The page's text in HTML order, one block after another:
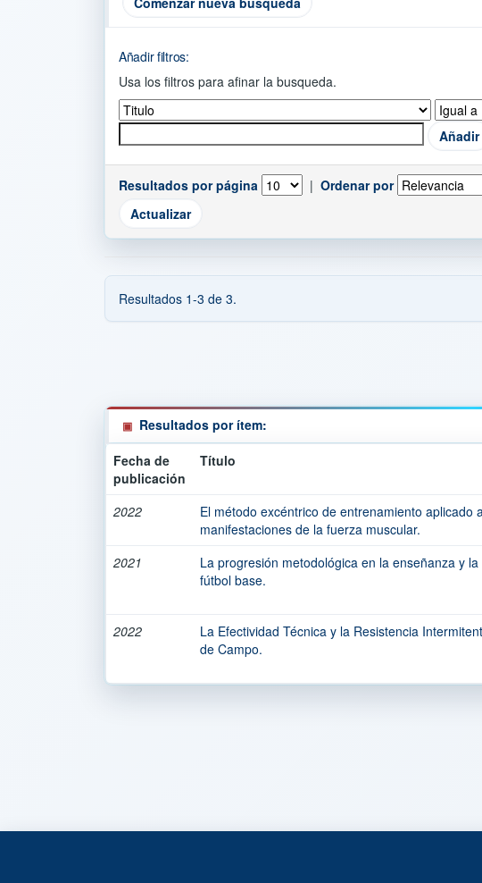
Añadir filtros:
Usa los filtros para afinar la busqueda.
Resultados por página | Ordenar por
Resultados 1-3 de 3.
Resultados por ítem:
Fecha de
publicación
Título
2022
El método excéntrico de entrenamiento aplicado
manifestaciones de la fuerza muscular.
2021
La progresión metodológica en la enseñanza y
fútbol base.
2022
La Efectividad Técnica y la Resistencia
de Campo.